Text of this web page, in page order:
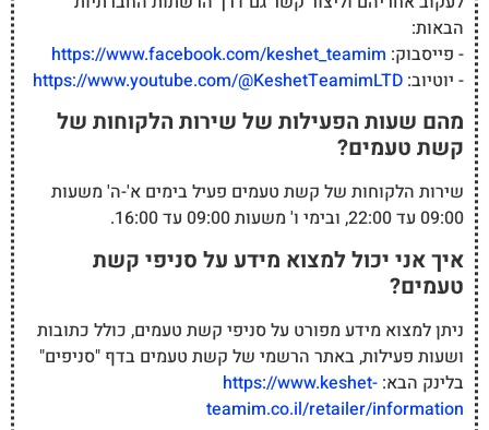
הבאות:
- פייסבוק: https://www.facebook.com/keshet_teamim
- יוטיוב: https://www.youtube.com/@KeshetTeamimLTD
מהם שעות הפעילות של שירות הלקוחות של
קשת טעמים?
שירות הלקוחות של קשת טעמים פעיל בימים א'-ה' משעות
09:00 עד 22:00, ובימי ו' משעות 09:00 עד 16:00.
איך אני יכול למצוא מידע על סניפי קשת
טעמים?
ניתן למצוא מידע מפורט על סניפי קשת טעמים, כולל כתובות
ושעות פעילות, באתר הרשמי של קשת טעמים בדף "סניפים"
בלינק הבא: https://www.keshet-
teamim.co.il/retailer/information